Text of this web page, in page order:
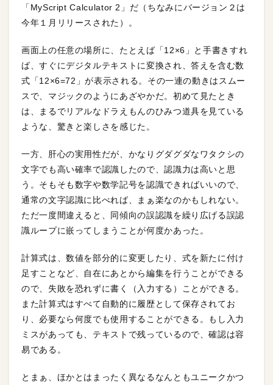
「MyScript Calculator 2」だ（ちなみにバージョン２は
今年１月リリースされた）。
画面上の任意の場所に、たとえば「12×6」と手書きすれ
ば、すぐにデジタルテキストに変換され、答えを含む数
式「12×6=72」が表示される。その一連の動きはスムー
スで、マジックのようにあざやかだ。初めて見たとき
は、まるでリアルなドラえもんのひみつ道具を見ている
ような、驚きと楽しさを感じた。
一方、肝心の実用性だが、かなりグダグダなワタクシの
文字でも高い確率で認識したので、認識力は高いと思
う。そもそも数字や数学記号を認識できればいいので、
通常の文字認識に比べれば、まぁ楽なのかもしれない。
ただ一度間違えると、同傾向の誤認識を繰り広げる誤認
識ループに嵌ってしまうことが何度かあった。
計算式は、数値を部分的に変更したり、式を新たに付け
足すことなど、自在にあとから編集を行うことができる
ので、失敗を恐れずに書く（入力する）ことができる。
また計算式はすべて自動的に履歴として保存されてお
り、必要なら何度でも使用することができる。もし入力
ミスがあっても、テキストで残っているので、確認は容
易である。
とまぁ、ほかとはまったく異なるなんともユニークかつ